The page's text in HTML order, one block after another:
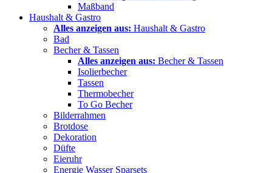
Maßband
Haushalt & Gastro
Alles anzeigen aus: Haushalt & Gastro
Bad
Becher & Tassen
Alles anzeigen aus: Becher & Tassen
Isolierbecher
Tassen
Thermobecher
To Go Becher
Bilderrahmen
Brotdose
Dekoration
Düfte
Eieruhr
Energie Wasser Sparsets